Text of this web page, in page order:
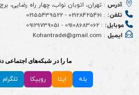
آدرس : تهران، اتوبان نواب، چهار راه رضایی، برج دنا 5
تلفن: :
02128425461
-
02155439522
موبایل: :
09108683062
-
09129739051
ایمیل : Kohantrade1@gmail.com
ما را در شبکه‌های اجتماعی
بله ایتا روبیکا تلگرام